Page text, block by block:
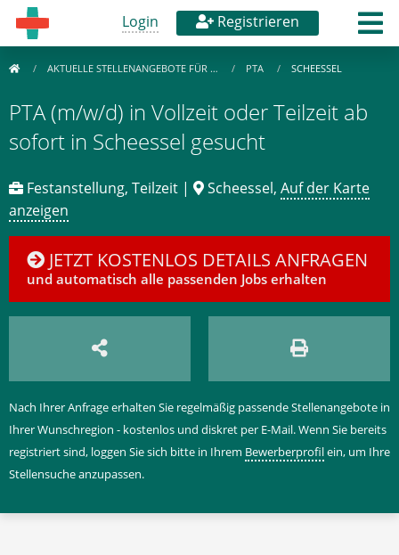
Login Registrieren
AKTUELLE STELLENANGEBOTE FÜR … PTA SCHEESSEL
PTA (m/w/d) in Vollzeit oder Teilzeit ab
sofort in Scheessel gesucht
Festanstellung, Teilzeit | Scheessel, Auf der Karte
anzeigen
JETZT KOSTENLOS DETAILS ANFRAGEN
und automatisch alle passenden Jobs erhalten
Nach Ihrer Anfrage erhalten Sie regelmäßig passende Stellenangebote in
Ihrer Wunschregion - kostenlos und diskret per E-Mail. Wenn Sie bereits
registriert sind, loggen Sie sich bitte in Ihrem Bewerberprofilein, um Ihre
Stellensuche anzupassen.